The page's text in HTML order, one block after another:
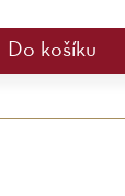
Do košíku